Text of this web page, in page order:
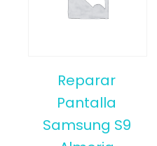
Reparar
Pantalla
Samsung S9